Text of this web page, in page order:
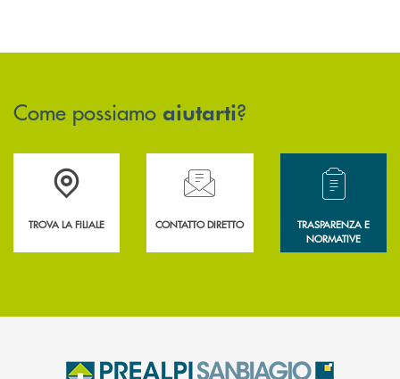
Come possiamo aiutarti?
Accedi all' elenco completo delle filiali .
TROVA LA FILIALE
Hai bisogno di assistenza immediata?
CONTATTO DIRETTO
Hai bisogno di
TRASPARENZA E
NORMATIVE